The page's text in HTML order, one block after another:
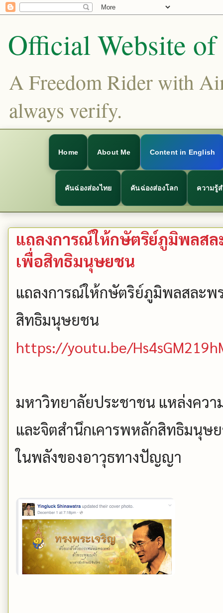
Official Website
A Freedom Rider with
always verify.
Home About Me Content in English
คันฉ่องส่องไทย คันฉ่องส่องโลก ความรู้
แถลงการณ์ให้กษัตริย์ภูมิพลสล
เพื่อสิทธิมนุษยชน
แถลงการณ์ให้กษัตริย์ภูมิพลสละพ
สิทธิมนุษยชน
https://youtu.be/
มหาวิทยาลัยประชาชน แหล่งควา
และจิตสำนึกเคารพหลักสิทธิมนุษ
ในพลังของอาวุธทางปัญญา